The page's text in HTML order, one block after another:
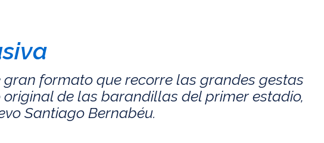
formato que recorre las grandes gestas
de las barandillas del primer estadio,
Santiago Bernabéu.